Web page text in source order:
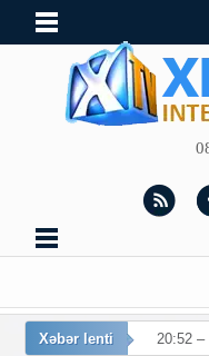
Xəbər lenti 20:52 –